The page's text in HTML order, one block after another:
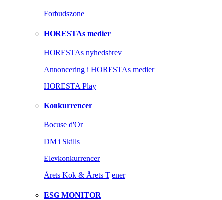
Forbudszone
HORESTAs medier
HORESTAs nyhedsbrev
Annoncering i HORESTAs medier
HORESTA Play
Konkurrencer
Bocuse d'Or
DM i Skills
Elevkonkurrencer
Årets Kok & Årets Tjener
ESG MONITOR